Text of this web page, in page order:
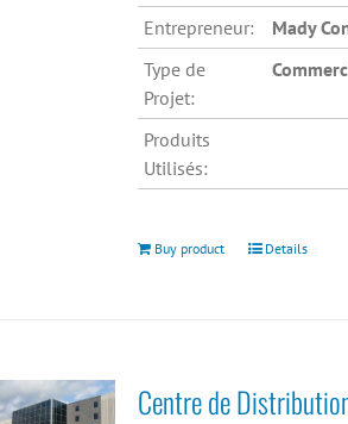
Entrepreneur:
Mady
Type de
Projet:
Produits
Utilisés:
Buy product Details
Centre de